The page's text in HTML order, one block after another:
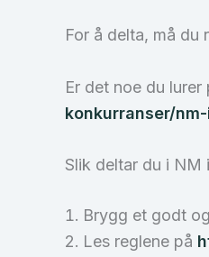
For å delta, må du
Er det noe du
konkurranser/
Slik deltar du i NM
Brygg et godt
Les reglene på